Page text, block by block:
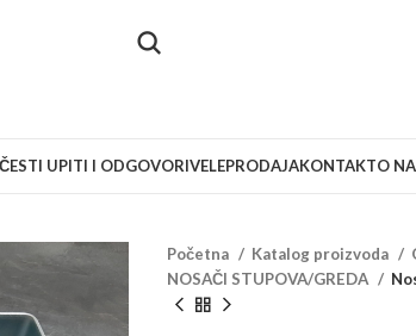
UPITI I ODGOVORIVELEPRODAJAKONTAKTO
Početna Katalog proizvoda
NOSAČI STUPOVA/GREDA